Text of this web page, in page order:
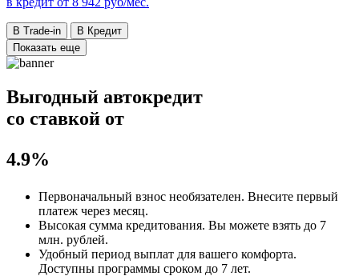
В Trade-in
В Кредит
Показать еще
Выгодный автокредит
со ставкой от
4.9%
Первоначальный взнос необязателен. Внесите первый
платеж через месяц.
Высокая сумма кредитования. Вы можете взять до 7
млн. рублей.
Удобный период выплат для вашего комфорта.
Доступны программы сроком до 7 лет.